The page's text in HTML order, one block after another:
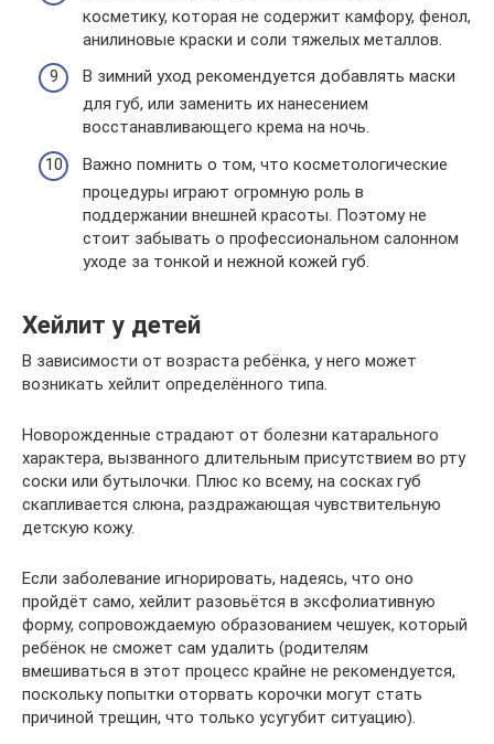
косметику, которая не содержит камфору, фенол,
анилиновые краски и соли тяжелых металлов.
В зимний уход рекомендуется добавлять маски
для губ, или заменить их нанесением
восстанавливающего крема на ночь.
Важно помнить о том, что косметологические
процедуры играют огромную роль в
поддержании внешней красоты. Поэтому не
стоит забывать о профессиональном салонном
уходе за тонкой и нежной кожей губ.
Хейлит у детей
В зависимости от возраста ребёнка, у него может
возникать хейлит определённого типа.
Новорожденные страдают от болезни катарального
характера, вызванного длительным присутствием во рту
соски или бутылочки. Плюс ко всему, на сосках губ
скапливается слюна, раздражающая чувствительную
детскую кожу.
Если заболевание игнорировать, надеясь, что оно
пройдёт само, хейлит разовьётся в эксфолиативную
форму, сопровождаемую образованием чешуек, который
ребёнок не сможет сам удалить (родителям
вмешиваться в этот процесс крайне не рекомендуется,
поскольку попытки оторвать корочки могут стать
причиной трещин, что только усугубит ситуацию).